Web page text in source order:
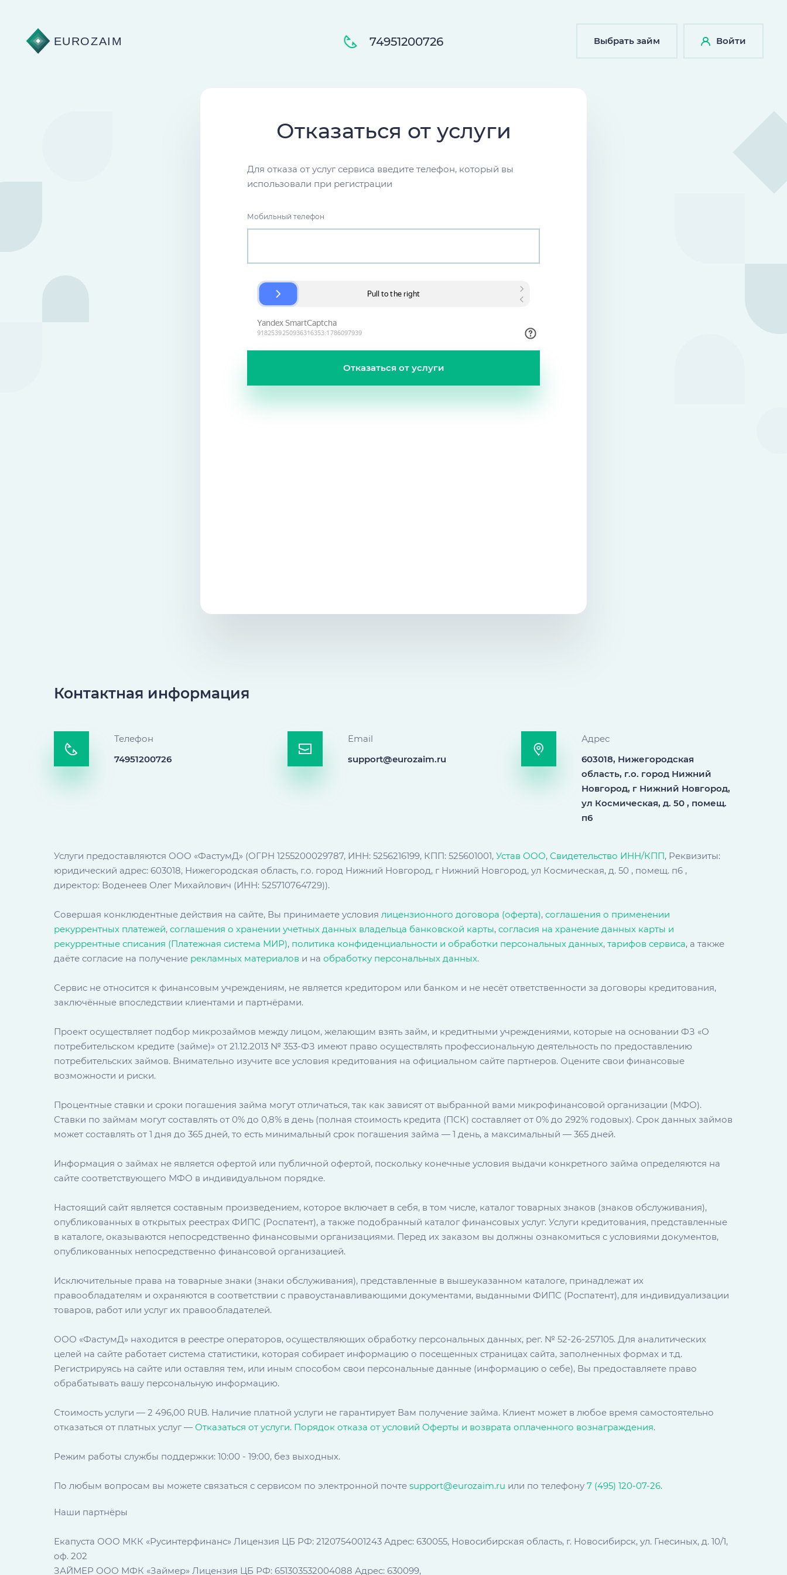
74951200726 Выбрать займ Войти
Отказаться от услуги
Для отказа от услуг сервиса введите телефон, который вы
использовали при регистрации
Мобильный телефон
Отказаться от услуги
Контактная информация
Телефон
74951200726
Email
support@eurozaim.ru
Адрес
603018, Нижегородская
область, г.о. город Нижний
Новгород, г Нижний Новгород,
ул Космическая, д. 50 , помещ.
п6
Услуги предоставляются ООО «ФастумД» (ОГРН 1255200029787, ИНН: 5256216199, КПП: 525601001, Устав ООО, Свидетельство ИНН/КПП, Реквизиты:
юридический адрес: 603018, Нижегородская область, г.о. город Нижний Новгород, г Нижний Новгород, ул Космическая, д. 50 , помещ. п6 ,
директор: Воденеев Олег Михайлович (ИНН: 525710764729)).
Совершая конклюдентные действия на сайте, Вы принимаете условия лицензионного договора (оферта), соглашения о применении
рекуррентных платежей, соглашения о хранении учетных данных владельца банковской карты, cогласия на хранение данных карты и
рекуррентные списания (Платежная система МИР), политика конфиденциальности и обработки персональных данных, тарифов сервиса, а также
даёте согласие на получение рекламных материалов и на обработку персональных данных.
Сервис не относится к финансовым учреждениям, не является кредитором или банком и не несёт ответственности за договоры кредитования,
заключённые впоследствии клиентами и партнёрами.
Проект осуществляет подбор микрозаймов между лицом, желающим взять займ, и кредитными учреждениями, которые на основании ФЗ «О
потребительском кредите (займе)» от 21.12.2013 № 353‑ФЗ имеют право осуществлять профессиональную деятельность по предоставлению
потребительских займов. Внимательно изучите все условия кредитования на официальном сайте партнеров. Оцените свои финансовые
возможности и риски.
Процентные ставки и сроки погашения займа могут отличаться, так как зависят от выбранной вами микрофинансовой организации (МФО).
Ставки по займам могут составлять от 0% до 0,8% в день (полная стоимость кредита (ПСК) составляет от 0% до 292% годовых). Срок данных займов
может составлять от 1 дня до 365 дней, то есть минимальный срок погашения займа — 1 день, а максимальный — 365 дней.
Информация о займах не является офертой или публичной офертой, поскольку конечные условия выдачи конкретного займа определяются на
сайте соответствующего МФО в индивидуальном порядке.
Настоящий сайт является составным произведением, которое включает в себя, в том числе, каталог товарных знаков (знаков обслуживания),
опубликованных в открытых реестрах ФИПС (Роспатент), а также подобранный каталог финансовых услуг. Услуги кредитования, представленные
в каталоге, оказываются непосредственно финансовыми организациями. Перед их заказом вы должны ознакомиться с условиями документов,
опубликованных непосредственно финансовой организацией.
Исключительные права на товарные знаки (знаки обслуживания), представленные в вышеуказанном каталоге, принадлежат их
правообладателям и охраняются в соответствии с правоустанавливающими документами, выданными ФИПС (Роспатент), для индивидуализации
товаров, работ или услуг их правообладателей.
ООО «ФастумД» находится в реестре операторов, осуществляющих обработку персональных данных, рег. № 52-26-257105. Для аналитических
целей на сайте работает система статистики, которая собирает информацию о посещенных страницах сайта, заполненных формах и т.д.
Регистрируясь на сайте или оставляя тем, или иным способом свои персональные данные (информацию о себе), Вы предоставляете право
обрабатывать вашу персональную информацию.
Стоимость услуги — 2 496,00 RUB. Наличие платной услуги не гарантирует Вам получение займа. Клиент может в любое время самостоятельно
отказаться от платных услуг — Отказаться от услуги. Порядок отказа от условий Оферты и возврата оплаченного вознаграждения.
Режим работы службы поддержки: 10:00 - 19:00, без выходных.
По любым вопросам вы можете связаться с сервисом по электронной почте support@eurozaim.ru или по телефону 7 (495) 120-07-26.
Наши партнёры
Екапуста ООО МКК «Русинтерфинанс» Лицензия ЦБ РФ: 2120754001243 Адрес: 630055, Новосибирская область, г. Новосибирск, ул. Гнесиных, д. 10/1,
оф. 202
ЗАЙМЕР ООО МФК «Займер» Лицензия ЦБ РФ: 651303532004088 Адрес: 630099,